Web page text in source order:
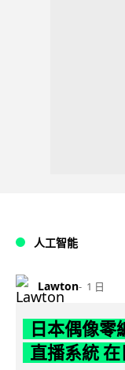
人工智能
Lawton 1 日
日本偶像零
直播系統